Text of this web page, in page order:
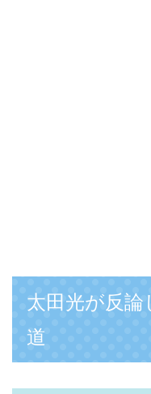
太田光が反論
道